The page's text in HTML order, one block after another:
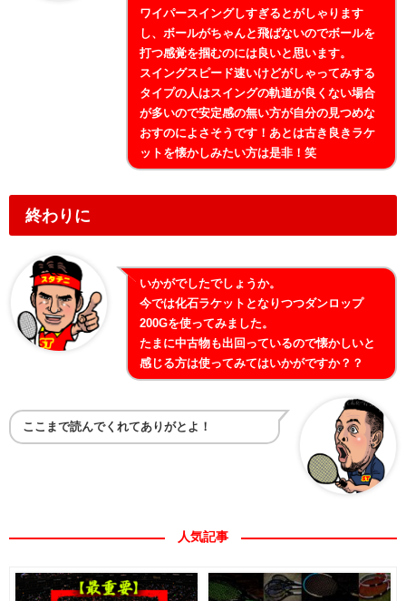
ワイパースイングしすぎるとがしゃります
し、ボールがちゃんと飛ばないのでボールを
打つ感覚を掴むのには良いと思います。
スイングスピード速いけどがしゃってみする
タイプの人はスイングの軌道が良くない場合
が多いので安定感の無い方が自分の見つめな
おすのによさそうです！あとは古き良きラケ
ットを懐かしみたい方は是非！笑
終わりに
いかがでしたでしょうか。
今では化石ラケットとなりつつダンロップ
200Gを使ってみました。
たまに中古物も出回っているので懐かしいと
感じる方は使ってみてはいかがですか？？
ここまで読んでくれてありがとよ！
人気記事